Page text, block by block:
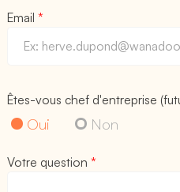
Email*
Êtes-vous chef d'entreprise
Oui Non
Votre question*